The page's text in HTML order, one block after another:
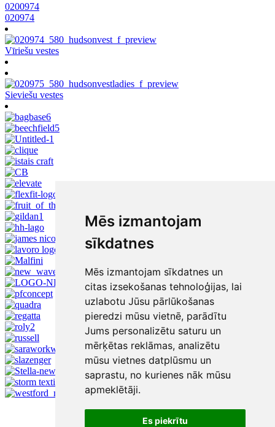
Mēs izmantojam
sīkdatnes
Mēs izmantojam sīkdatnes un
citas izsekošanas tehnoloģijas, lai
uzlabotu Jūsu pārlūkošanas
pieredzi mūsu vietnē, parādītu
Jums personalizētu saturu un
mērķētas reklāmas, analizētu
mūsu vietnes datplūsmu un
saprastu, no kurienes nāk mūsu
apmeklētāji.
Es piekrītu
0200974
020974
Vīriešu vestes
Sieviešu vestes